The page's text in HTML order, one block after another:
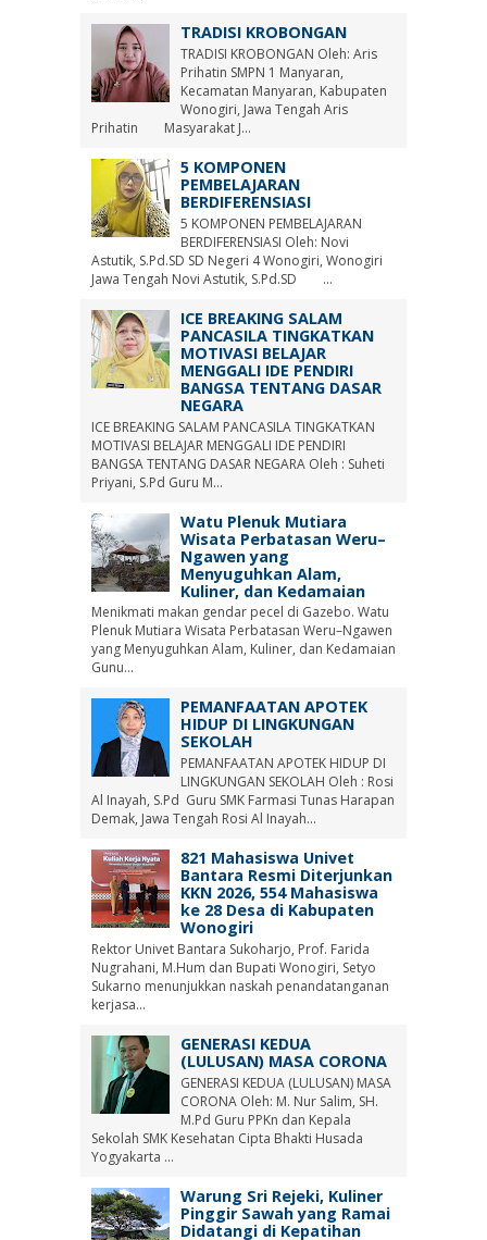
TRADISI KROBONGAN
TRADISI KROBONGAN Oleh: Aris
Prihatin SMPN 1 Manyaran,
Kecamatan Manyaran, Kabupaten
Wonogiri, Jawa Tengah Aris
Prihatin Masyarakat J...
5 KOMPONEN
PEMBELAJARAN
BERDIFERENSIASI
5 KOMPONEN PEMBELAJARAN
BERDIFERENSIASI Oleh: Novi
Astutik, S.Pd.SD SD Negeri 4 Wonogiri, Wonogiri
Jawa Tengah Novi Astutik, S.Pd.SD ...
ICE BREAKING SALAM
PANCASILA TINGKATKAN
MOTIVASI BELAJAR
MENGGALI IDE PENDIRI
BANGSA TENTANG DASAR
NEGARA
ICE BREAKING SALAM PANCASILA TINGKATKAN
MOTIVASI BELAJAR MENGGALI IDE PENDIRI
BANGSA TENTANG DASAR NEGARA Oleh : Suheti
Priyani, S.Pd Guru M...
Watu Plenuk Mutiara
Wisata Perbatasan Weru–
Ngawen yang
Menyuguhkan Alam,
Kuliner, dan Kedamaian
Menikmati makan gendar pecel di Gazebo. Watu
Plenuk Mutiara Wisata Perbatasan Weru–Ngawen
yang Menyuguhkan Alam, Kuliner, dan Kedamaian
Gunu...
PEMANFAATAN APOTEK
HIDUP DI LINGKUNGAN
SEKOLAH
PEMANFAATAN APOTEK HIDUP DI
LINGKUNGAN SEKOLAH Oleh : Rosi
Al Inayah, S.Pd Guru SMK Farmasi Tunas Harapan
Demak, Jawa Tengah Rosi Al Inayah...
821 Mahasiswa Univet
Bantara Resmi Diterjunkan
KKN 2026, 554 Mahasiswa
ke 28 Desa di Kabupaten
Wonogiri
Rektor Univet Bantara Sukoharjo, Prof. Farida
Nugrahani, M.Hum dan Bupati Wonogiri, Setyo
Sukarno menunjukkan naskah penandatanganan
kerjasa...
GENERASI KEDUA
(LULUSAN) MASA CORONA
GENERASI KEDUA (LULUSAN) MASA
CORONA Oleh: M. Nur Salim, SH.
M.Pd Guru PPKn dan Kepala
Sekolah SMK Kesehatan Cipta Bhakti Husada
Yogyakarta ...
Warung Sri Rejeki, Kuliner
Pinggir Sawah yang Ramai
Didatangi di Kepatihan